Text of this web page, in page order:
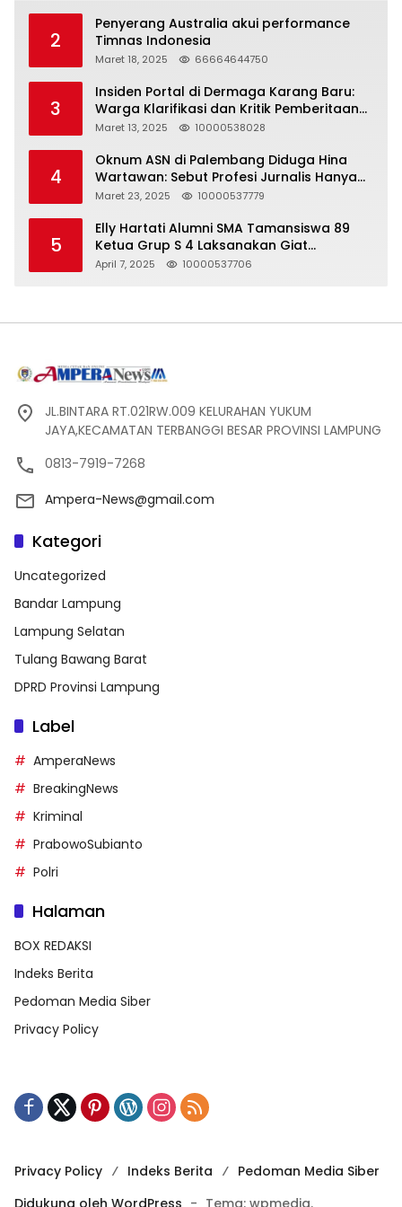
2
Penyerang Australia akui performance
Timnas Indonesia
Maret 18, 2025 66664644750
3
Insiden Portal di Dermaga Karang Baru:
Warga Klarifikasi dan Kritik Pemberitaan
yang Tidak Akurat
Maret 13, 2025 10000538028
4
Oknum ASN di Palembang Diduga Hina
Wartawan: Sebut Profesi Jurnalis Hanya
Seharga 2 Liter Bensin, Berujung Dugaan
Maret 23, 2025 10000537779
5
Elly Hartati Alumni SMA Tamansiswa 89
Ketua Grup S 4 Laksanakan Giat
Silaturahmi
April 7, 2025 10000537706
JL.BINTARA RT.021RW.009 KELURAHAN YUKUM
JAYA,KECAMATAN TERBANGGI BESAR PROVINSI LAMPUNG
0813-7919-7268
Ampera-News@gmail.com
Kategori
Uncategorized
Bandar Lampung
Lampung Selatan
Tulang Bawang Barat
DPRD Provinsi Lampung
Label
AmperaNews
BreakingNews
Kriminal
PrabowoSubianto
Polri
Halaman
BOX REDAKSI
Indeks Berita
Pedoman Media Siber
Privacy Policy
Privacy Policy Indeks Berita
Pedoman Media Siber